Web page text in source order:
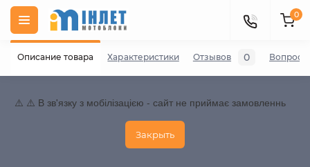
⚠️ ⚠️ В зв'язку з мобілізацією - сайт не приймає замовленнь
Закрыть
0
Описание товара Характеристики Отзывов 0 Вопросы